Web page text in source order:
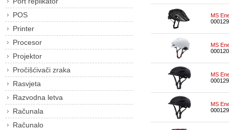
POS
Printer
Procesor
Projektor
Pročišćivači zraka
Rasvjeta
Razvodna letva
Računala
Računalo
MS
MS
MS
MS